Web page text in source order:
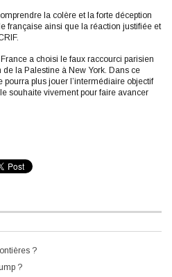
la colère et la forte déception
française ainsi que la réaction justifiée et
a choisi le faux raccourci parisien
la Palestine à New York. Dans ce
plus jouer l’intermédiaire objectif
souhaite vivement pour faire avancer
?
?